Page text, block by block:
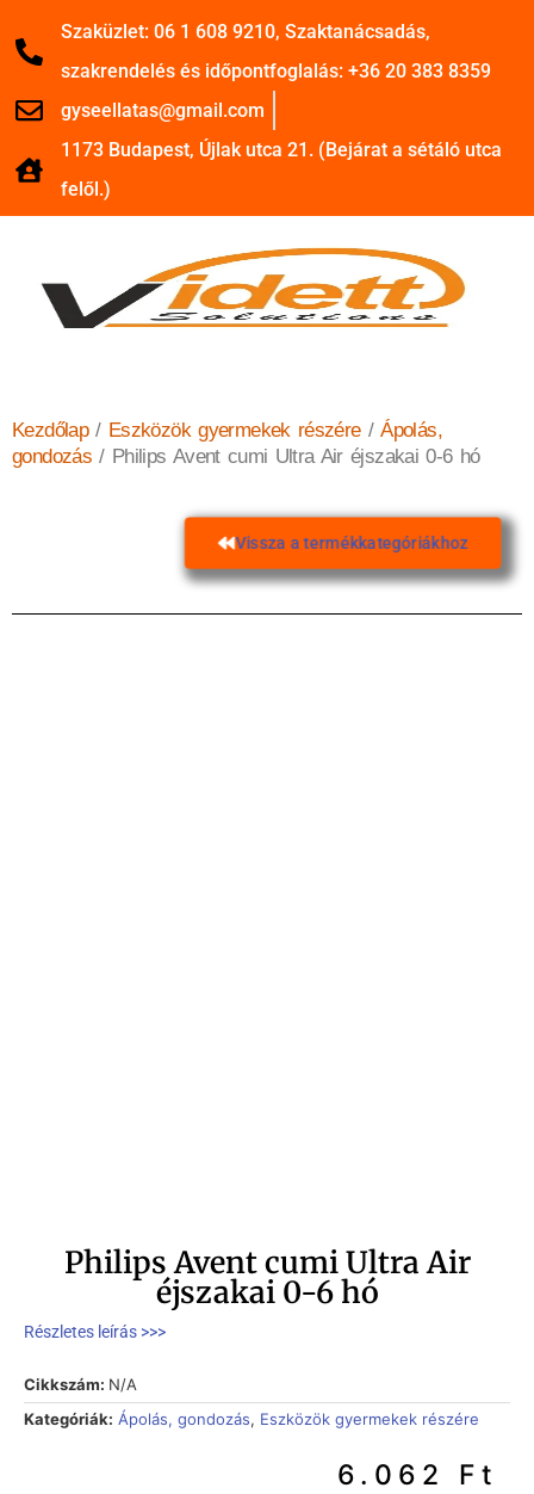
Szaküzlet: 06 1 608 9210, Szaktanácsadás,
szakrendelés és időpontfoglalás: +36 20 383 8359
gyseellatas@gmail.com
1173 Budapest, Újlak utca 21. (Bejárat a sétáló utca
felől.)
Kezdőlap/ Eszközök gyermekek részére/Ápolás,
gondozás / Philips Avent cumi Ultra Air éjszakai 0-6 hó
Vissza a termékkategóriákhoz
Philips Avent cumi Ultra Air
éjszakai 0-6 hó
Részletes leírás >>>
Cikkszám: N/A
Kategóriák: Ápolás, gondozás, Eszközök gyermekek részére
6.062 Ft